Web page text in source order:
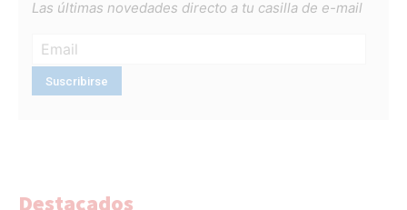
Las últimas novedades directo a tu casilla de e-mail
Destacados